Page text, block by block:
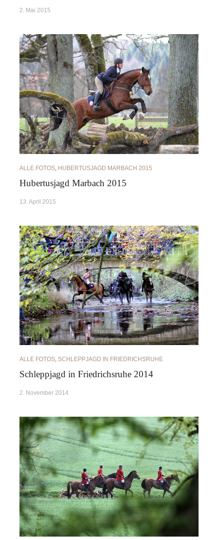
2. Mai 2015
ALLE FOTOS, HUBERTUSJAGD MARBACH 2015
Hubertusjagd Marbach 2015
13. April 2015
ALLE FOTOS, SCHLEPPJAGD IN FRIEDRICHSRUHE
Schleppjagd in Friedrichsruhe 2014
2. November 2014